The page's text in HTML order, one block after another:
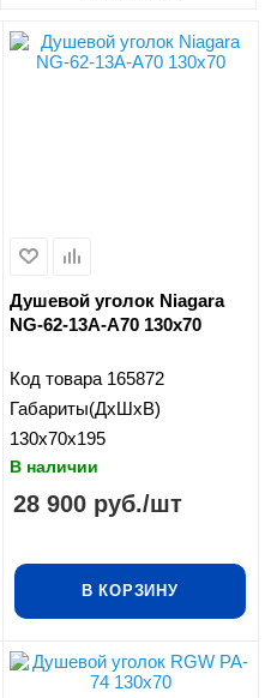
Душевой уголок Niagara
NG-62-13A-A70 130x70
Код товара 165872
Габариты(ДхШхВ)
130x70x195
В наличии
28 900руб./шт
В КОРЗИНУ